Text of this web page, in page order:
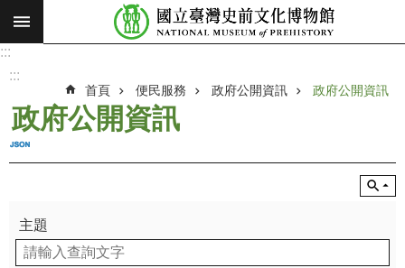
跳到主要內容區塊
搜
願
景
最
新
:::
:::
首頁 便民服務 政府公開資訊 政府公開資訊
政府公開資訊
主題